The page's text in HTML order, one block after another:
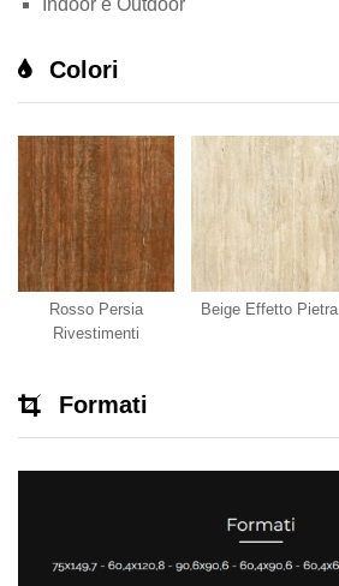
Colori
Rosso Persia
Rivestimenti
Beige Effetto Pietra
Formati